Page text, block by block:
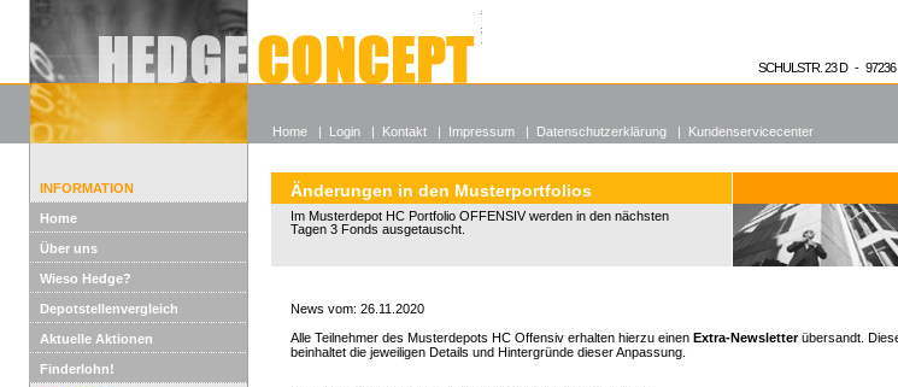
Alle offenen Fonds
Wieso Hedgefonds?
SCHULSTR. 23 D -
INFORMATION
Home
Über uns
Wieso Hedge?
Depotstellenvergleich
Aktuelle Aktionen
Finderlohn!
Änderungen in den Musterportfolios
Im Musterdepot HC Portfolio OFFENSIV werden in den nächsten
Tagen 3 Fonds ausgetauscht.
News vom: 26.11.2020
Alle Teilnehmer des Musterdepots HC Offensiv erhalten hierzu einen Extra-Newsletterübersandt.
beinhaltet die jeweiligen Details und Hintergründe dieser Anpassung.
Home | Login | Kontakt | Impressum | Datenschutzerklärung | Kundenservicecenter